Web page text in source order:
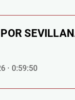
· 0:59:50